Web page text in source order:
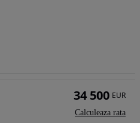
34 500 EUR
Calculeaza rata